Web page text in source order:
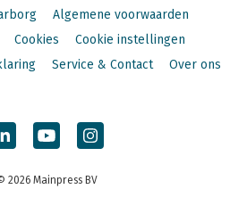
Algemene voorwaarden
Cookies
Cookie instellingen
Service & Contact Over ons
2026 Mainpress BV